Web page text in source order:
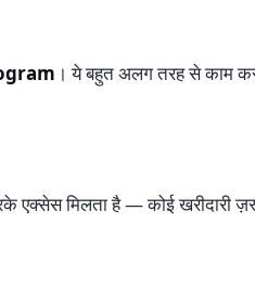
। ये बहुत अलग तरह से काम
मिलता है — कोई खरीदारी